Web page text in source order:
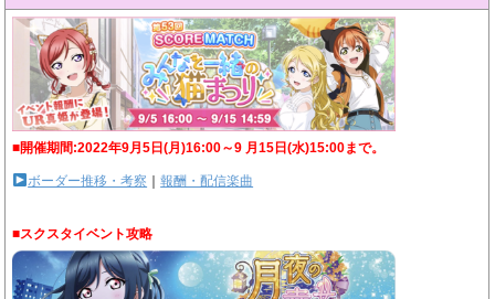
■開催期間:2022年9月5日(月)16:00～9 月15日(水)15:00まで。
ボーダー推移・考察 ｜報酬・配信楽曲
■スクスタイベント攻略